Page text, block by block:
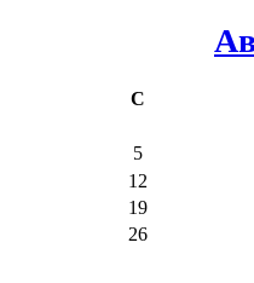
С
5
12
19
26